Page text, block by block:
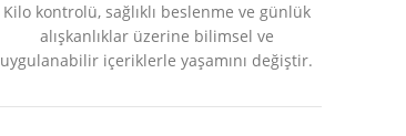
Kilo kontrolü, sağlıklı beslenme ve günlük
alışkanlıklar üzerine bilimsel ve
uygulanabilir içeriklerle yaşamını değiştir.